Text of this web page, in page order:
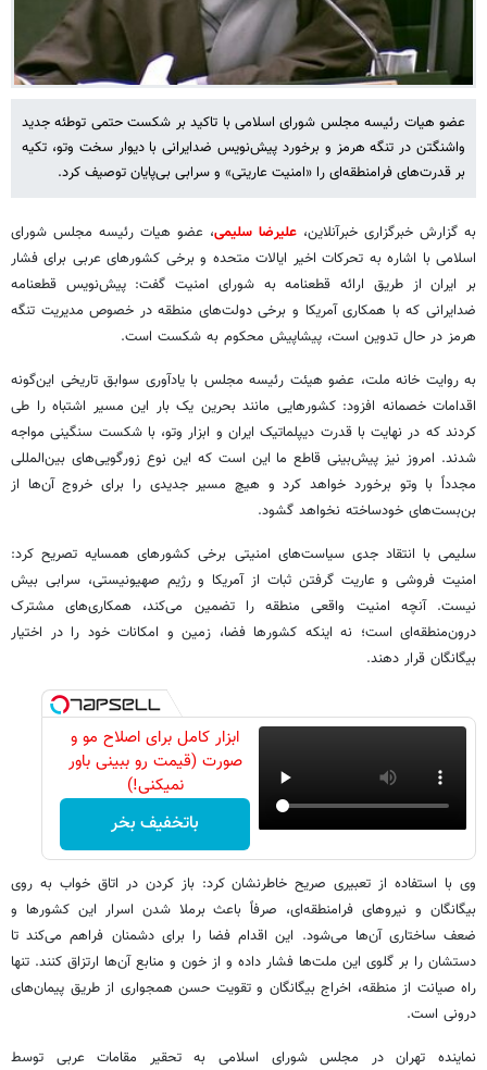
عضو هیات رئیسه مجلس شورای اسلامی با تاکید بر شکست حتمی توطئه جدید
واشنگتن در تنگه هرمز و برخورد پیش‌نویس ضدایرانی با دیوار سخت وتو، تکیه
بر قدرت‌های فرامنطقه‌ای را «امنیت عاریتی» و سرابی بی‌پایان توصیف کرد.
به گزارش خبرگزاری خبرآنلاین، علیرضا سلیمی، عضو هیات رئیسه مجلس شورای
اسلامی با اشاره به تحرکات اخیر ایالات متحده و برخی کشورهای عربی برای فشار
بر ایران از طریق ارائه قطعنامه به شورای امنیت گفت: پیش‌نویس قطعنامه
ضدایرانی که با همکاری آمریکا و برخی دولت‌های منطقه در خصوص مدیریت تنگه
هرمز در حال تدوین است، پیشاپیش محکوم به شکست است.
به روایت خانه ملت، عضو هیئت رئیسه مجلس با یادآوری سوابق تاریخی این‌گونه
اقدامات خصمانه افزود: کشورهایی مانند بحرین یک بار این مسیر اشتباه را طی
کردند که در نهایت با قدرت دیپلماتیک ایران و ابزار وتو، با شکست سنگینی مواجه
شدند. امروز نیز پیش‌بینی قاطع ما این است که این نوع زورگویی‌های بین‌المللی
مجدداً با وتو برخورد خواهد کرد و هیچ مسیر جدیدی را برای خروج آن‌ها از
بن‌بست‌های خودساخته نخواهد گشود.
سلیمی با انتقاد جدی سیاست‌های امنیتی برخی کشورهای همسایه تصریح کرد:
امنیت فروشی و عاریت گرفتن ثبات از آمریکا و رژیم صهیونیستی، سرابی بیش
نیست. آنچه امنیت واقعی منطقه را تضمین می‌کند، همکاری‌های مشترک
درون‌منطقه‌ای است؛ نه اینکه کشورها فضا، زمین و امکانات خود را در اختیار
بیگانگان قرار دهند.
ابزار کامل برای اصلاح مو و
صورت (قیمت رو ببینی باور
نمیکنی!)
باتخفیف بخر
وی با استفاده از تعبیری صریح خاطرنشان کرد: باز کردن در اتاق خواب به روی
بیگانگان و نیروهای فرامنطقه‌ای، صرفاً باعث برملا شدن اسرار این کشورها و
ضعف ساختاری آن‌ها می‌شود. این اقدام فضا را برای دشمنان فراهم می‌کند تا
دستشان را بر گلوی این ملت‌ها فشار داده و از خون و منابع آن‌ها ارتزاق کنند. تنها
راه صیانت از منطقه، اخراج بیگانگان و تقویت حسن همجواری از طریق پیمان‌های
درونی است.
نماینده تهران در مجلس شورای اسلامی به تحقیر مقامات عربی توسط